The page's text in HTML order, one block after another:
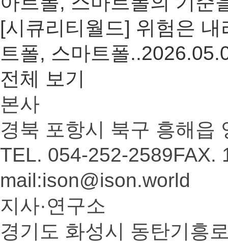
[시큐리티월드] 위험은
트폴, 스마트폴..
전체 보기
본사
경북 포항시 북구 흥해읍
TEL. 054-252-2589FAX.
mail:ison@ison.world
지사·연구소
경기도 화성시 동탄기흥